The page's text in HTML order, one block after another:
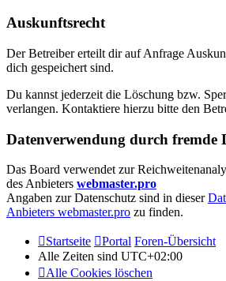
Auskunftsrecht
Der Betreiber erteilt dir auf Anfrage
dich gespeichert sind.
Du kannst jederzeit die Löschung bzw.
verlangen. Kontaktiere hierzu bitte den
Datenverwendung durch fremde
Das Board verwendet zur
des Anbieters webmaster.pro
Angaben zur Datenschutz sind in dieser
Anbieters webmaster.pro zu finden.
Startseite Portal Foren-Übersicht
Alle Zeiten sind UTC+02:00
Alle Cookies löschen